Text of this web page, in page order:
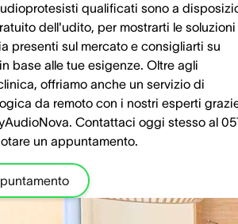
qualificati sono a
dell'udito, per mostrarti le soluzioni
presenti sul mercato e consigliarti su
base alle tue esigenze. Oltre agli
offriamo anche un servizio di
da remoto con i nostri esperti
Contattaci oggi stesso al
un appuntamento.